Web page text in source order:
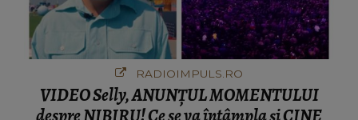
RADIOIMPULS.RO
VIDEO Selly, ANUNȚUL MOMENTULUI